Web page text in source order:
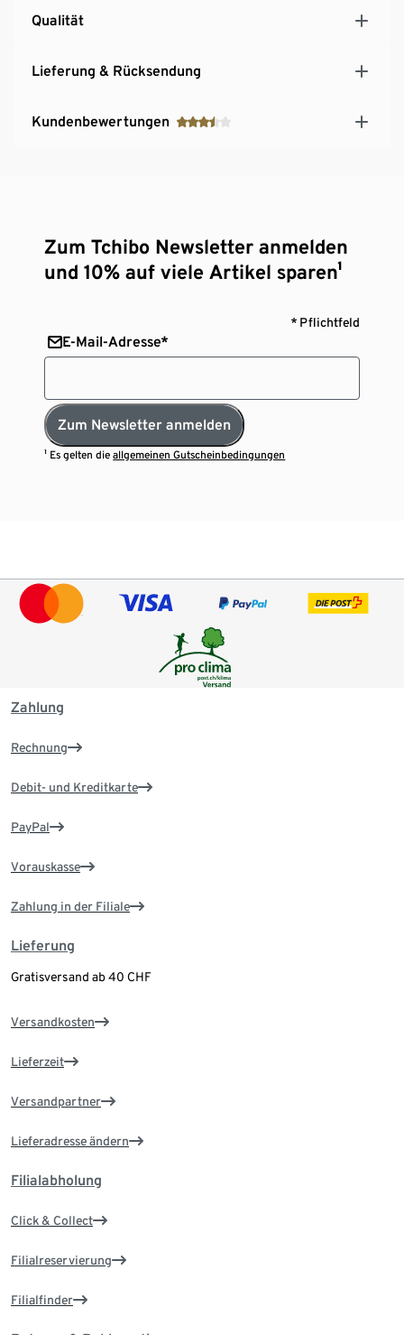
Qualität
Lieferung & Rücksendung
Kundenbewertungen
Zum Tchibo Newsletter anmelden
und 10% auf viele Artikel sparen¹
* Pflichtfeld
E-Mail-Adresse*
Zum Newsletter anmelden
¹ Es gelten dieallgemeinen Gutscheinbedingungen
Zahlung
Rechnung
Debit- und Kreditkarte
PayPal
Vorauskasse
Zahlung in der Filiale
Lieferung
Gratisversand ab 40 CHF
Versandkosten
Lieferzeit
Versandpartner
Lieferadresse ändern
Filialabholung
Click & Collect
Filialreservierung
Filialfinder